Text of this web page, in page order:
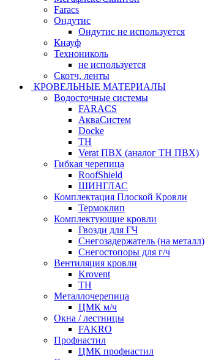
Faracs
Ондутис
Ондутис не используется
Кнауф
Технониколь
не используется
Скотч, ленты
КРОВЕЛЬНЫЕ МАТЕРИАЛЫ
Водосточные системы
FARACS
АкваСистем
Docke
ТН
Verat ПВХ (аналог ТН ПВХ)
Гибкая черепица
RoofShield
ШИНГЛАС
Комплектация Плоской Кровли
Термоклип
Комплектующие кровли
Гвозди для ГЧ
Снегозадержатель (на металл)
Снегостопоры для г/ч
Вентиляция кровли
Krovent
ТН
Металлочерепица
ЦМК м/ч
Окна / лестницы
FAKRO
Профнастил
ЦМК профнастил